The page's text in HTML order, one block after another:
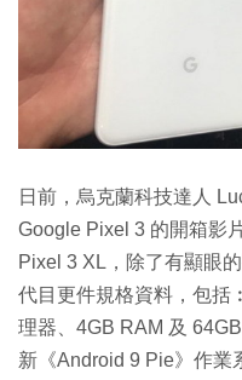
日前，烏克蘭科技達人
Google Pixel 3 的開箱影
Pixel 3 XL，除了有顯眼
代目更件規格資料，包括
理器、4GB RAM 及
新《Android 9 Pie》作業